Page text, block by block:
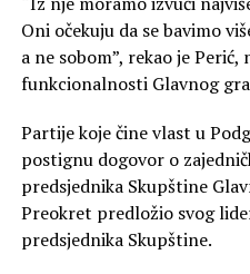
Oni očekuju da se bavimo
a ne sobom”, rekao je
funkcionalnosti Glavnog
Partije koje čine vlast u
postignu dogovor o
predsjednika Skupštine
Preokret predložio svog
predsjednika Skupštine.